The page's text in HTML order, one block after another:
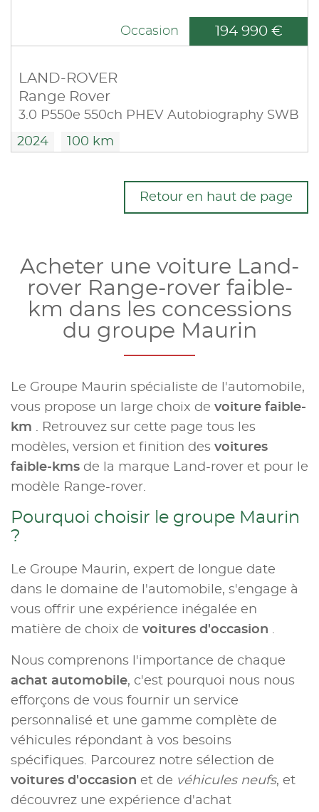
Occasion 194 990 €
LAND-ROVER
Range Rover
3.0 P550e 550ch PHEV Autobiography SWB
2024 100 km
Retour en haut de page
Acheter une voiture Land-
rover Range-rover faible-
km dans les concessions
du groupe Maurin
Le Groupe Maurin spécialiste de l'automobile,
vous propose un large choix de voiture faible-
km . Retrouvez sur cette page tous les
modèles, version et finition des voitures
faible-kms de la marque Land-rover et pour le
modèle Range-rover.
Pourquoi choisir le groupe Maurin
?
Le Groupe Maurin, expert de longue date
dans le domaine de l'automobile, s'engage à
vous offrir une expérience inégalée en
matière de choix de voitures d'occasion .
Nous comprenons l'importance de chaque
achat automobile, c'est pourquoi nous nous
efforçons de vous fournir un service
personnalisé et une gamme complète de
véhicules répondant à vos besoins
spécifiques. Parcourez notre sélection de
voitures d'occasion et de véhicules neufs, et
découvrez une expérience d'achat